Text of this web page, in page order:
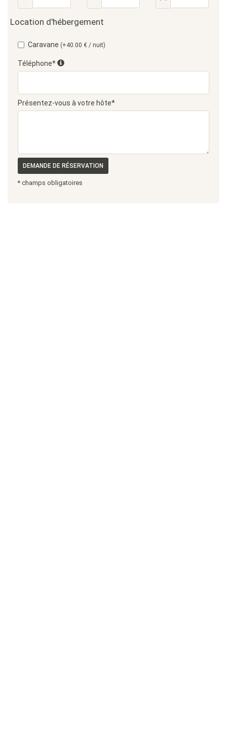
Location d'hébergement
Caravane (+40.00 € / nuit)
Téléphone*
Présentez-vous à votre hôte*
DEMANDE DE RÉSERVATION
* champs obligatoires